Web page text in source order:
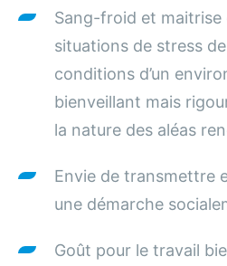
Sang-froid et maitrise
situations de stress
conditions d’un
bienveillant mais
la nature des aléas
Envie de transmettre
une démarche
Goût pour le travail